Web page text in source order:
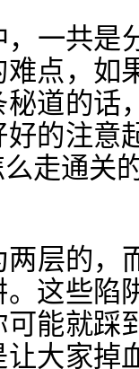
一共是
点，如
道的话
的注意
走通关
层的，
这些陷
能就踩
大家掉